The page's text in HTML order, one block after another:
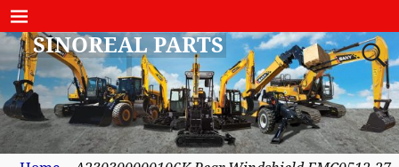
SINOREAL PARTS